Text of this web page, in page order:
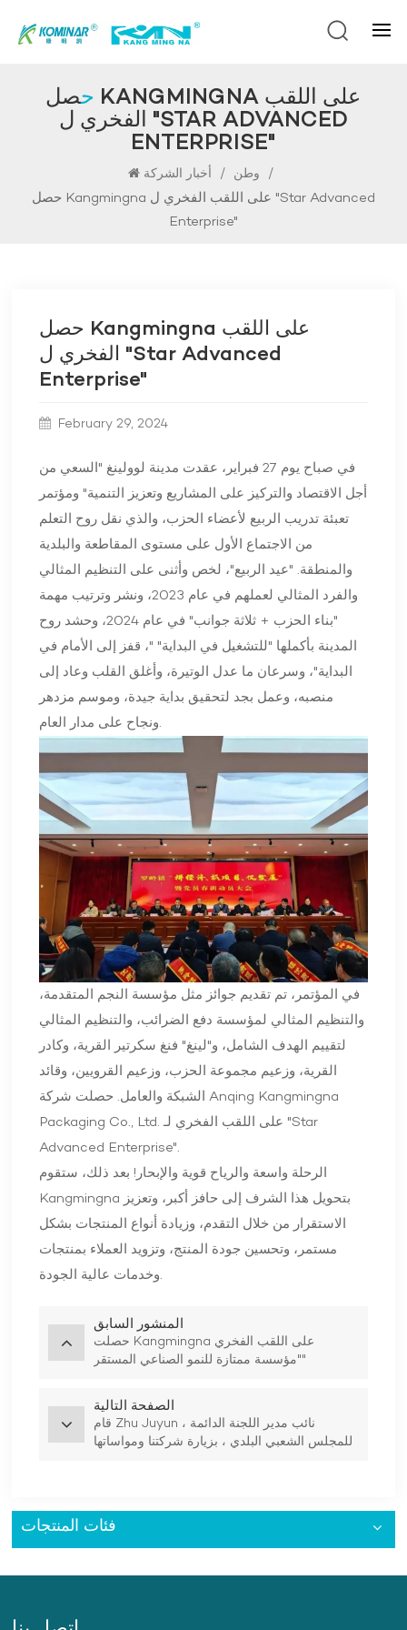
حصل KANGMINGNA على اللقب
الفخري ل "STAR ADVANCED
ENTERPRISE"
وطن / أخبار الشركة
/
حصل Kangmingna على اللقب الفخري ل "Star Advanced
Enterprise"
حصل Kangmingna على اللقب
الفخري ل "Star Advanced
Enterprise"
February 29, 2024
في صباح يوم 27 فبراير، عقدت مدينة لوولينغ "السعي من
أجل الاقتصاد والتركيز على المشاريع وتعزيز التنمية" ومؤتمر
تعبئة تدريب الربيع لأعضاء الحزب، والذي نقل روح التعلم
من الاجتماع الأول على مستوى المقاطعة والبلدية
والمنطقة. "عيد الربيع"، لخص وأثنى على التنظيم المثالي
والفرد المثالي لعملهم في عام 2023، ونشر وترتيب مهمة
"بناء الحزب + ثلاثة جوانب" في عام 2024، وحشد روح
المدينة بأكملها "للتشغيل في البداية" "، قفز إلى الأمام في
البداية"، وسرعان ما عدل الوتيرة، وأغلق القلب وعاد إلى
منصبه، وعمل بجد لتحقيق بداية جيدة، وموسم مزدهر
ونجاح على مدار العام.
في المؤتمر، تم تقديم جوائز مثل مؤسسة النجم المتقدمة،
والتنظيم المثالي لمؤسسة دفع الضرائب، والتنظيم المثالي
لتقييم الهدف الشامل، و"لينغ" فنغ سكرتير القرية، وكادر
القرية، وزعيم مجموعة الحزب، وزعيم القرويين، وقائد
الشبكة والعامل. حصلت شركة Anqing Kangmingna
Packaging Co., Ltd. على اللقب الفخري لـ "Star
Advanced Enterprise".
الرحلة واسعة والرياح قوية والإبحار! بعد ذلك، ستقوم
Kangmingna بتحويل هذا الشرف إلى حافز أكبر، وتعزيز
الاستقرار من خلال التقدم، وزيادة أنواع المنتجات بشكل
مستمر، وتحسين جودة المنتج، وتزويد العملاء بمنتجات
وخدمات عالية الجودة.
المنشور السابق
حصلت Kangmingna على اللقب الفخري
"مؤسسة ممتازة للنمو الصناعي المستقر"
الصفحة التالية
قام Zhu Juyun ، نائب مدير اللجنة الدائمة
للمجلس الشعبي البلدي ، بزيارة شركتنا ومواساتها
فئات المنتجات